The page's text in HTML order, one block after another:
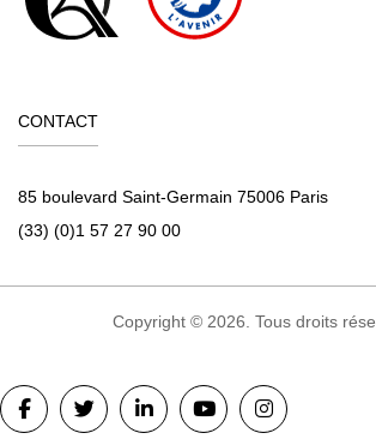
CONTACT
85 boulevard Saint-Germain 75006 Paris
(33) (0)1 57 27 90 00
Copyright © 2026. Tous droits